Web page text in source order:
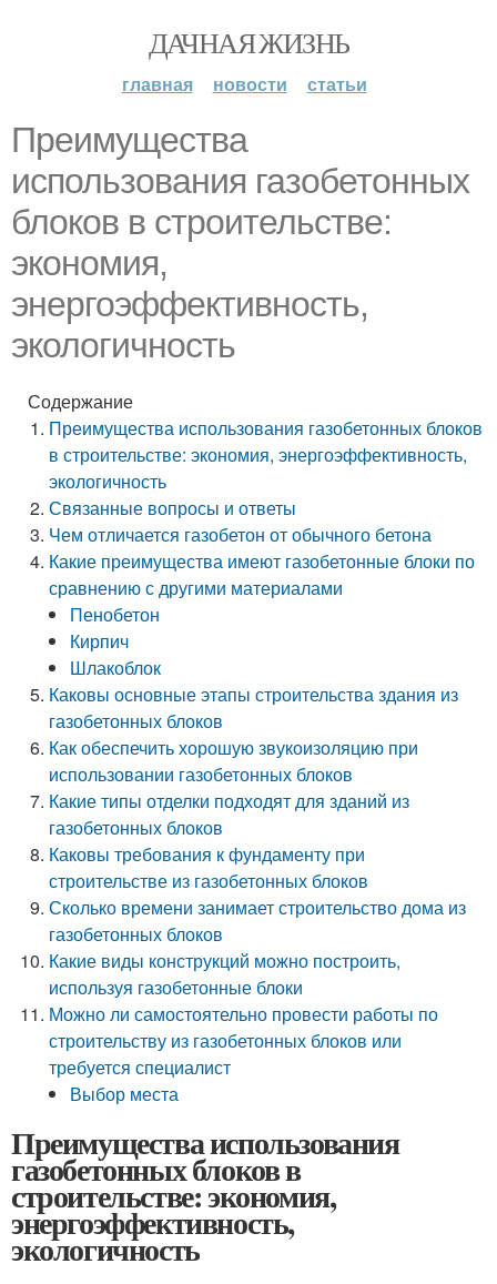
ДАЧНАЯ ЖИЗНЬ
главная новости статьи
Преимущества
использования газобетонных
блоков в строительстве:
экономия,
энергоэффективность,
экологичность
Содержание
Преимущества использования газобетонных блоков
в строительстве: экономия, энергоэффективность,
экологичность
Связанные вопросы и ответы
Чем отличается газобетон от обычного бетона
Какие преимущества имеют газобетонные блоки по
сравнению с другими материалами
Пенобетон
Кирпич
Шлакоблок
Каковы основные этапы строительства здания из
газобетонных блоков
Как обеспечить хорошую звукоизоляцию при
использовании газобетонных блоков
Какие типы отделки подходят для зданий из
газобетонных блоков
Каковы требования к фундаменту при
строительстве из газобетонных блоков
Сколько времени занимает строительство дома из
газобетонных блоков
Какие виды конструкций можно построить,
используя газобетонные блоки
Можно ли самостоятельно провести работы по
строительству из газобетонных блоков или
требуется специалист
Выбор места
Преимущества использования
газобетонных блоков в
строительстве: экономия,
энергоэффективность,
экологичность